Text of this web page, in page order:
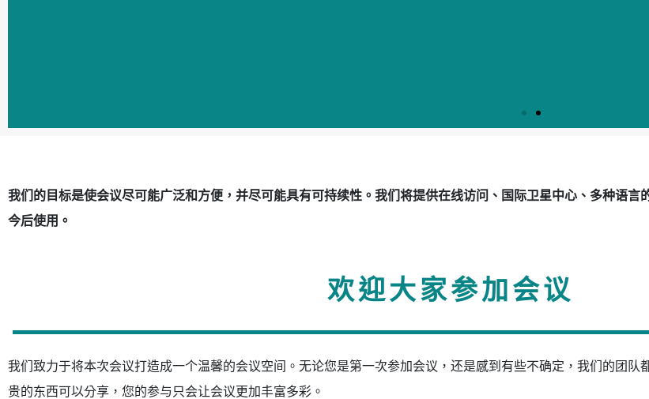
世界中的正念
世界中的正念
世界中的正念
世界中的正念
世界中的正念
世界中的正念
我们的目标是使会议尽可能广泛和方便，并尽可能具有可持续性。我们将提供在线访问、国际卫星中心、多种语言
今后使用。
欢迎大家参加会议
我们致力于将本次会议打造成一个温馨的会议空间。无论您是第一次参加会议，还是感到有些不确定，我们的团队
贵的东西可以分享，您的参与只会让会议更加丰富多彩。